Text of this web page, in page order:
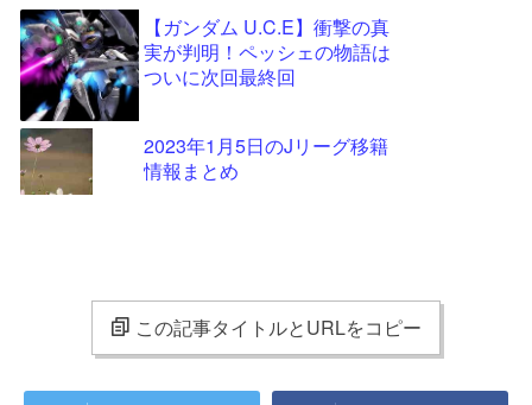
【ガンダム U.C.E】衝撃の真
実が判明！ペッシェの物語は
ついに次回最終回
2023年1月5日のJリーグ移籍
情報まとめ
この記事タイトルとURLをコピー